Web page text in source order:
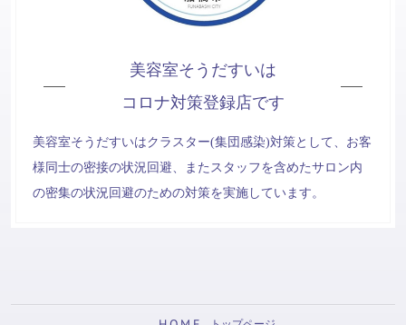
美容室そうだすいは
コロナ対策登録店です
美容室そうだすいはクラスター(集団感染)対策として、お客
様同士の密接の状況回避、またスタッフを含めたサロン内
の密集の状況回避のための対策を実施しています。